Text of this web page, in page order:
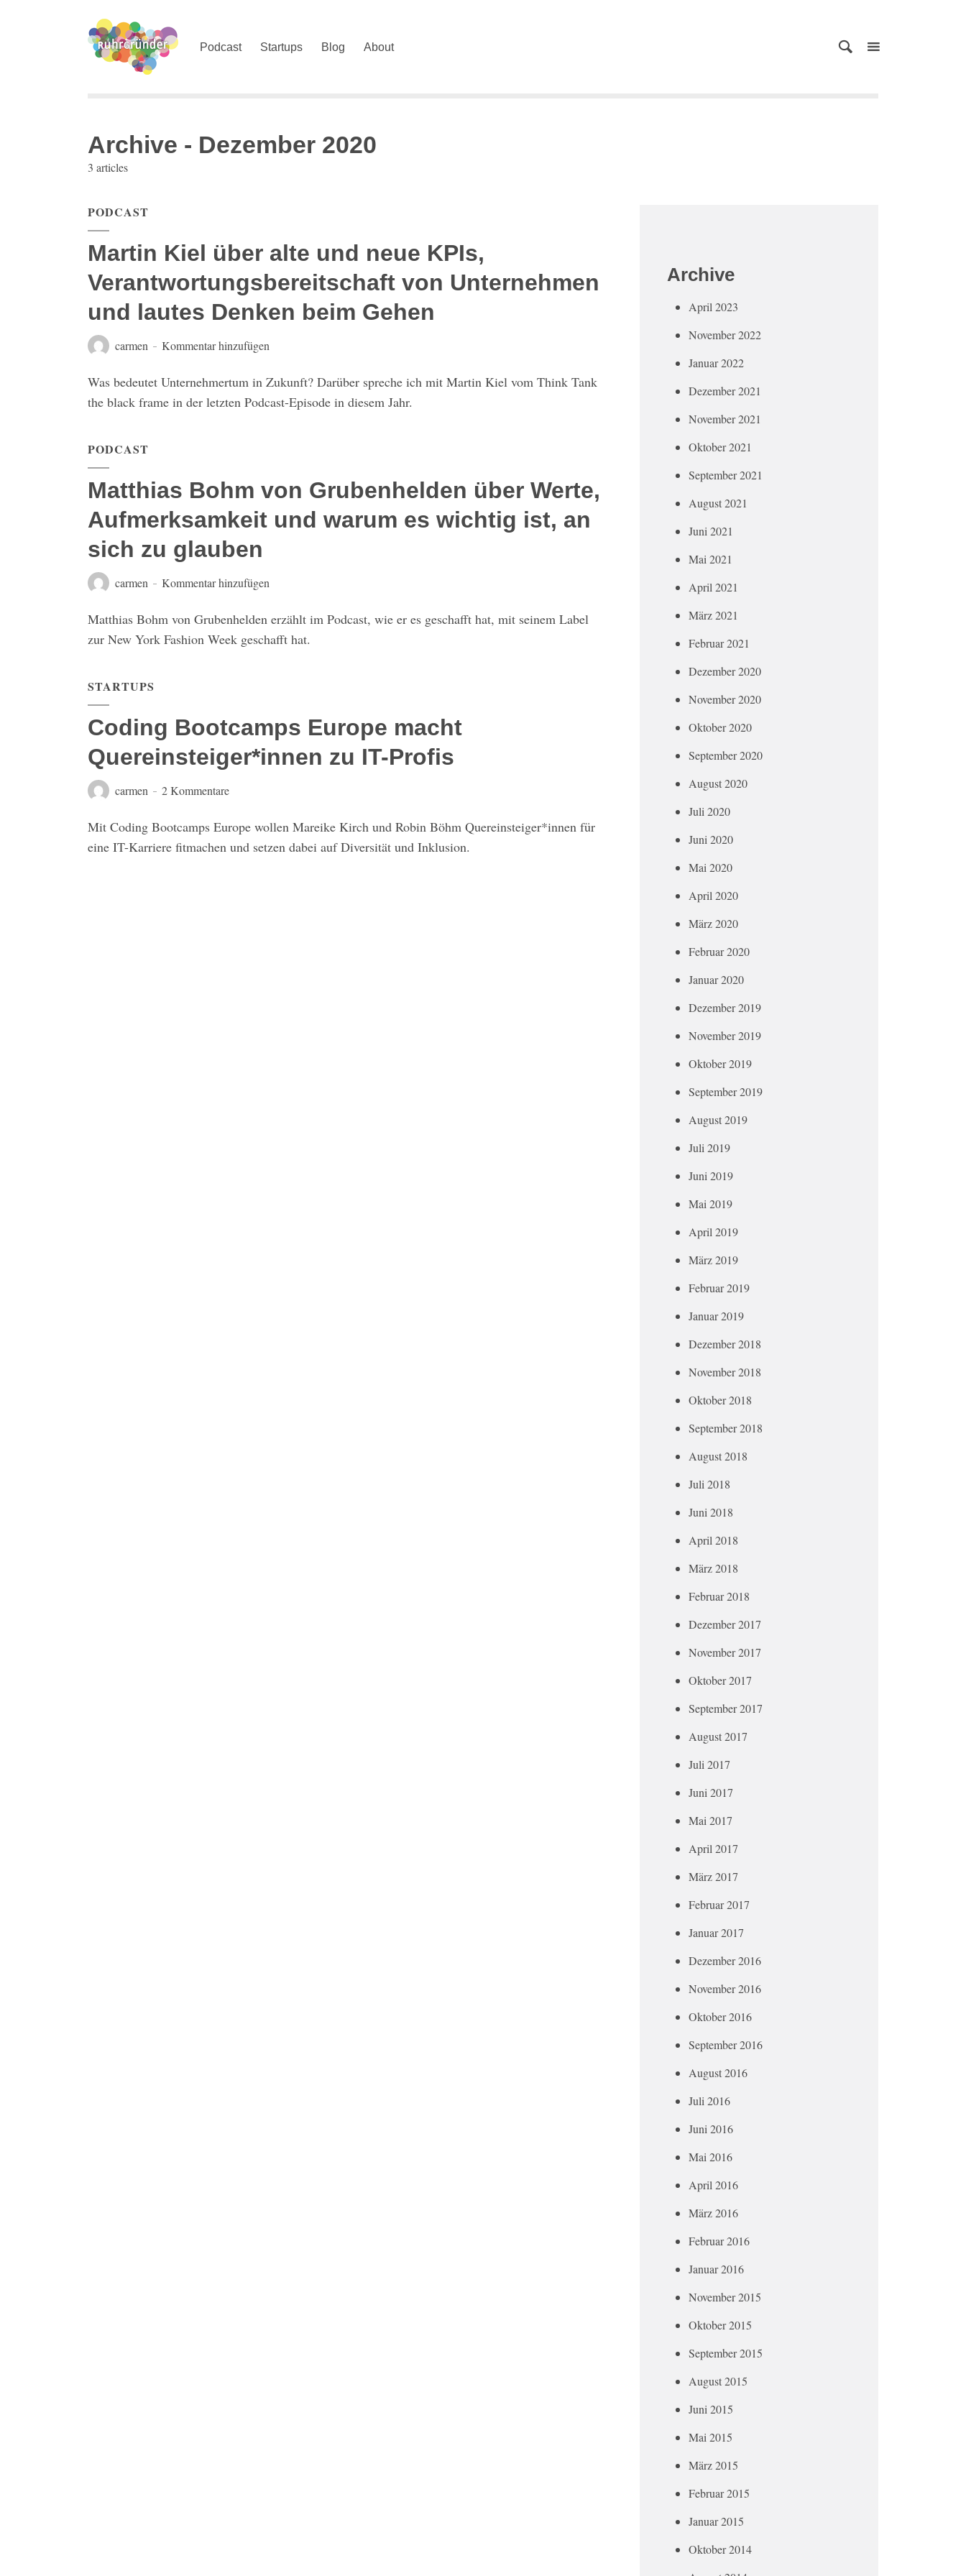
Podcast Startups Blog About
Archive - Dezember 2020
3 articles
PODCAST
Martin Kiel über alte und neue KPIs,
Verantwortungsbereitschaft von Unternehmen
und lautes Denken beim Gehen
carmen Kommentar hinzufügen
Was bedeutet Unternehmertum in Zukunft? Darüber spreche ich mit Martin Kiel vom Think Tank
the black frame in der letzten Podcast-Episode in diesem Jahr.
PODCAST
Matthias Bohm von Grubenhelden über Werte,
Aufmerksamkeit und warum es wichtig ist, an
sich zu glauben
carmen Kommentar hinzufügen
Matthias Bohm von Grubenhelden erzählt im Podcast, wie er es geschafft hat, mit seinem Label
zur New York Fashion Week geschafft hat.
STARTUPS
Coding Bootcamps Europe macht
Quereinsteiger*innen zu IT-Profis
carmen 2 Kommentare
Mit Coding Bootcamps Europe wollen Mareike Kirch und Robin Böhm Quereinsteiger*innen für
eine IT-Karriere fitmachen und setzen dabei auf Diversität und Inklusion.
Archive
April 2023
November 2022
Januar 2022
Dezember 2021
November 2021
Oktober 2021
September 2021
August 2021
Juni 2021
Mai 2021
April 2021
März 2021
Februar 2021
Dezember 2020
November 2020
Oktober 2020
September 2020
August 2020
Juli 2020
Juni 2020
Mai 2020
April 2020
März 2020
Februar 2020
Januar 2020
Dezember 2019
November 2019
Oktober 2019
September 2019
August 2019
Juli 2019
Juni 2019
Mai 2019
April 2019
März 2019
Februar 2019
Januar 2019
Dezember 2018
November 2018
Oktober 2018
September 2018
August 2018
Juli 2018
Juni 2018
April 2018
März 2018
Februar 2018
Dezember 2017
November 2017
Oktober 2017
September 2017
August 2017
Juli 2017
Juni 2017
Mai 2017
April 2017
März 2017
Februar 2017
Januar 2017
Dezember 2016
November 2016
Oktober 2016
September 2016
August 2016
Juli 2016
Juni 2016
Mai 2016
April 2016
März 2016
Februar 2016
Januar 2016
November 2015
Oktober 2015
September 2015
August 2015
Juni 2015
Mai 2015
März 2015
Februar 2015
Januar 2015
Oktober 2014